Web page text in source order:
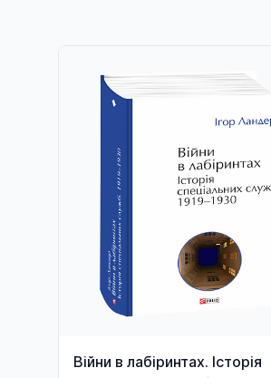
Війни в лабіринтах. Історія